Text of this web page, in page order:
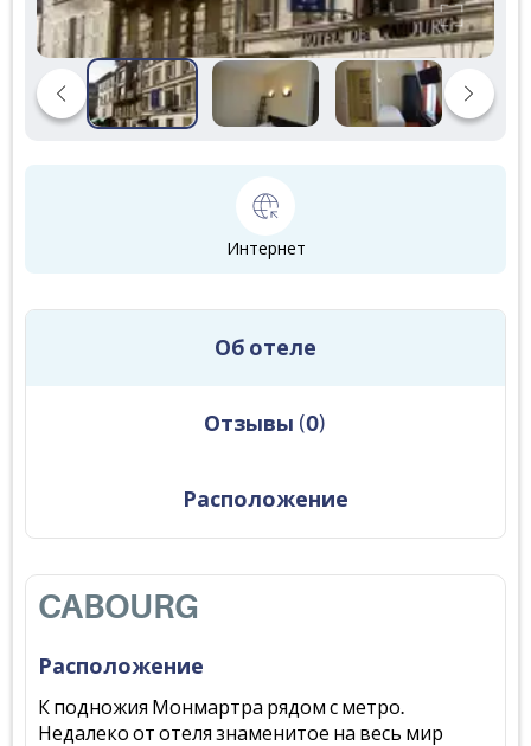
Интернет
Об отеле
Отзывы (0)
Расположение
CABOURG
Расположение
К подножия Монмартра рядом с метро.
Недалеко от отеля знаменитое на весь мир